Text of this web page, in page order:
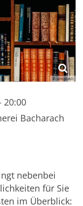
© unsplash
20:00
Bacharach
nebenbei
für Sie
im Überblick: